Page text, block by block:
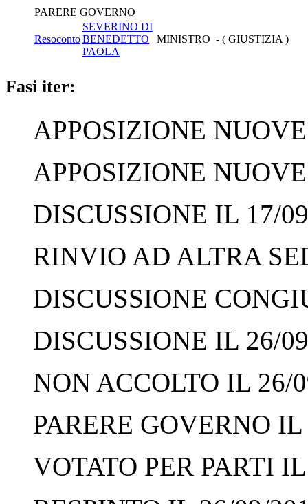
PARERE GOVERNO
Resoconto
SEVERINO DI
BENEDETTO
PAOLA
MINISTRO - ( GIUSTIZIA )
Fasi iter:
APPOSIZIONE
APPOSIZIONE
DISCUSSIONE IL 17/
RINVIO AD ALTRA
DISCUSSIONE
DISCUSSIONE IL 26/
NON ACCOLTO IL 26/
PARERE GOVERNO
VOTATO PER PARTI